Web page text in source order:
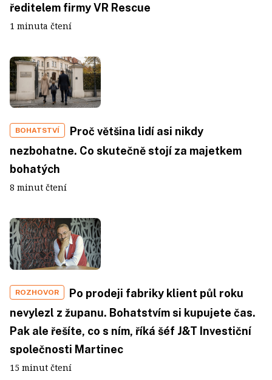
ředitelem firmy VR Rescue
1 minuta čtení
BOHATSTVÍ
Proč většina lidí asi nikdy
nezbohatne. Co skutečně stojí za majetkem
bohatých
8 minut čtení
ROZHOVOR
Po prodeji fabriky klient půl roku
nevylezl z županu. Bohatstvím si kupujete čas.
Pak ale řešíte, co s ním, říká šéf J&T Investiční
společnosti Martinec
15 minut čtení